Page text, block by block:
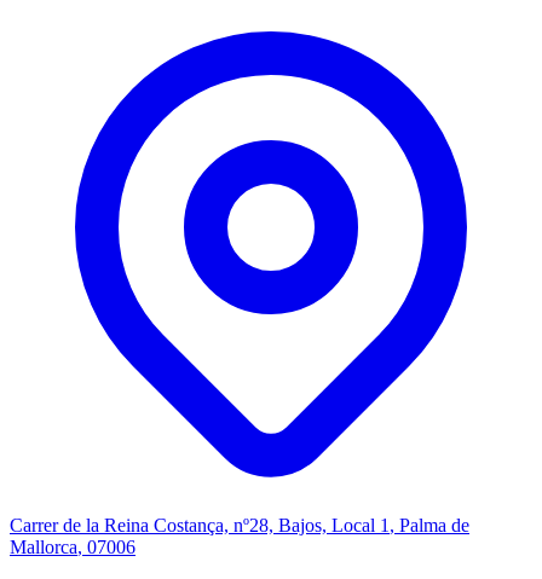
Carrer de la Reina Costança, nº28, Bajos, Local 1 , Palma de
Mallorca, 07006